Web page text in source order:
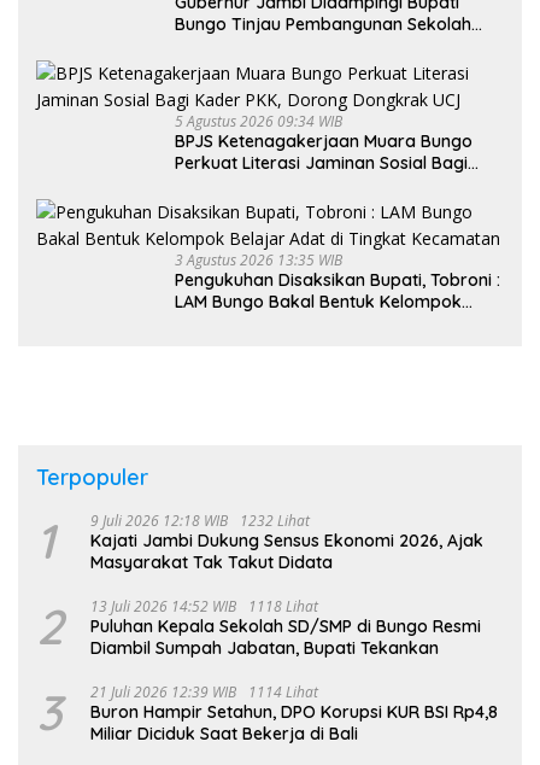
Bungo Tinjau Pembangunan Sekolah
5 Agustus 2026 09:34 WIB
BPJS Ketenagakerjaan Muara Bungo
Perkuat Literasi Jaminan Sosial Bagi
3 Agustus 2026 13:35 WIB
Pengukuhan Disaksikan Bupati, Tobroni :
LAM Bungo Bakal Bentuk Kelompok
Terpopuler
1 9 Juli 2026 12:18 WIB 1232 Lihat
Kajati Jambi Dukung Sensus Ekonomi 2026, Ajak
Masyarakat Tak Takut Didata
2 13 Juli 2026 14:52 WIB 1118 Lihat
Puluhan Kepala Sekolah SD/SMP di Bungo Resmi
Diambil Sumpah Jabatan, Bupati Tekankan
3 21 Juli 2026 12:39 WIB 1114 Lihat
Buron Hampir Setahun, DPO Korupsi KUR BSI Rp4,8
Miliar Diciduk Saat Bekerja di Bali